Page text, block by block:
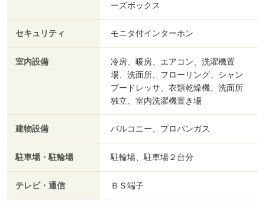
ーズボックス
セキュリティ モニタ付インターホン
室内設備
冷房、暖房、エアコン、洗濯機置
場、洗面所、フローリング、シャン
プードレッサ、衣類乾燥機、洗面所
独立、室内洗濯機置き場
建物設備 バルコニー、プロパンガス
駐車場・駐輪場 駐輪場、駐車場２台分
テレビ・通信 ＢＳ端子